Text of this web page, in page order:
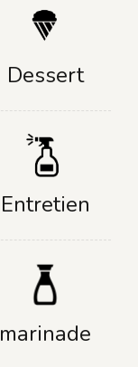
Dessert
Entretien
marinade